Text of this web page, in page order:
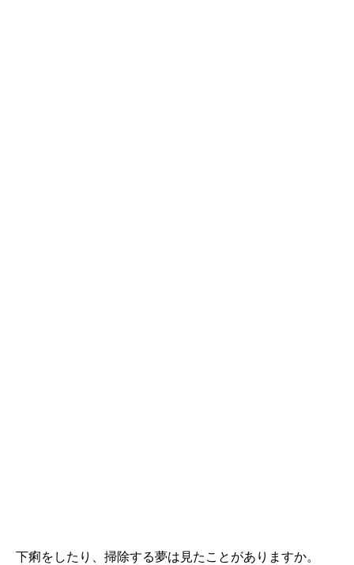
下痢をしたり、掃除する夢は見たことがありますか。